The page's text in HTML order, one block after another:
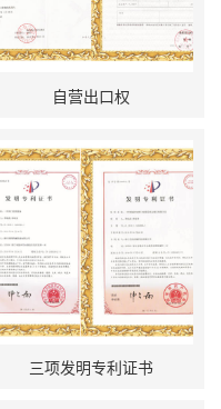
自营出口权
三项发明专利证书